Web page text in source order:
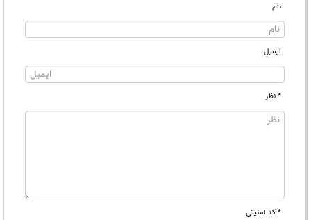
نام
ایمیل
* نظر
* کد امنیتی